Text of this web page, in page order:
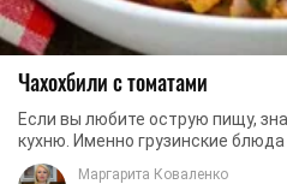
Чахохбили с томатами
Если вы любите острую пищу,
кухню. Именно грузинские
содержанием перца, чеснока и
Маргарита Коваленко